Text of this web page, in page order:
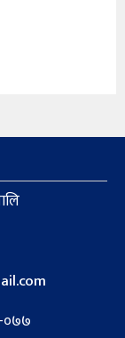
०७७